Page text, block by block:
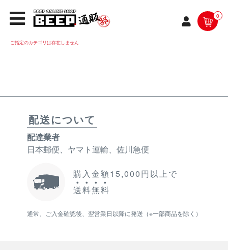
0
ご指定のカテゴリは存在しません
配送について
配達業者
日本郵便、ヤマト運輸、佐川急便
購入金額15,000円以上で
送料無料
通常、ご入金確認後、翌営業日以降に発送（※一部商品を除く）